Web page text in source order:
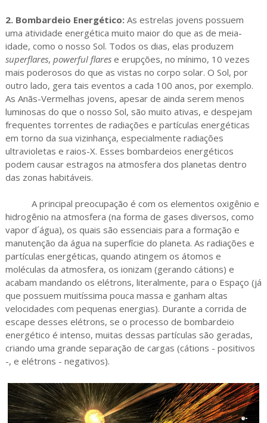
2. Bombardeio Energético:As estrelas jovens possuem
uma atividade energética muito maior do que as de meia-
idade, como o nosso Sol. Todos os dias, elas produzem
superflares, powerful flarese erupções, no mínimo, 10 vezes
mais poderosos do que as vistas no corpo solar. O Sol, por
outro lado, gera tais eventos a cada 100 anos, por exemplo.
As Anãs-Vermelhas jovens, apesar de ainda serem menos
luminosas do que o nosso Sol, são muito ativas, e despejam
frequentes torrentes de radiações e partículas energéticas
em torno da sua vizinhança, especialmente radiações
ultravioletas e raios-X. Esses bombardeios energéticos
podem causar estragos na atmosfera dos planetas dentro
das zonas habitáveis.
A principal preocupação é com os elementos oxigênio e
hidrogênio na atmosfera (na forma de gases diversos, como
vapor d´água), os quais são essenciais para a formação e
manutenção da água na superfície do planeta. As radiações e
partículas energéticas, quando atingem os átomos e
moléculas da atmosfera, os ionizam (gerando cátions) e
acabam mandando os elétrons, literalmente, para o Espaço (já
que possuem muitíssima pouca massa e ganham altas
velocidades com pequenas energias). Durante a corrida de
escape desses elétrons, se o processo de bombardeio
energético é intenso, muitas dessas partículas são geradas,
criando uma grande separação de cargas (cátions - positivos
-, e elétrons - negativos).